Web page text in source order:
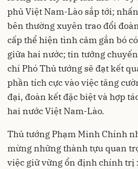
phủ Việt Nam-Lào sắp tới;
bên thường xuyên trao đổi
cấp thể hiện tình cảm gắn bó
giữa hai nước; tin tưởng
chí Phó Thủ tướng sẽ đạt kết
phần tích cực vào việc tăng
đại, đoàn kết đặc biệt và hợp
hai nước Việt Nam-Lào.
Thủ tướng Phạm Minh Chính
mừng những thành tựu quan
việc giữ vững ổn định chính trị